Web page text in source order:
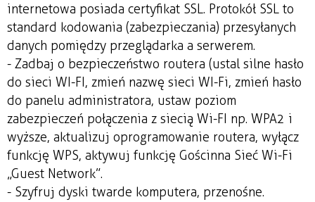
internetowa posiada certyfikat SSL. Protokół SSL to
standard kodowania (zabezpieczania) przesyłanych
danych pomiędzy przeglądarka a serwerem.
- Zadbaj o bezpieczeństwo routera (ustal silne hasło
do sieci WI-FI, zmień nazwę sieci WI-Fi, zmień hasło
do panelu administratora, ustaw poziom
zabezpieczeń połączenia z siecią Wi-FI np. WPA2 i
wyższe, aktualizuj oprogramowanie routera, wyłącz
funkcję WPS, aktywuj funkcję Gościnna Sieć Wi-Fi
„Guest Network”.
- Szyfruj dyski twarde komputera, przenośne.